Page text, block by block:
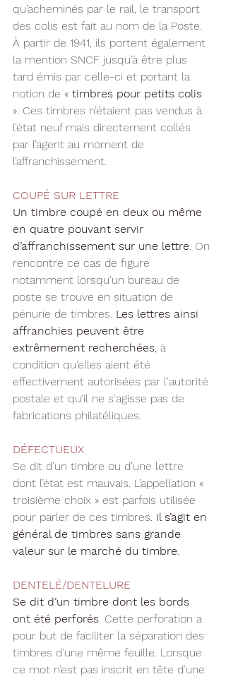
qu’acheminés par le rail, le transport
des colis est fait au nom de la Poste.
À partir de 1941, ils portent également
la mention SNCF jusqu’à être plus
tard émis par celle-ci et portant la
notion de « timbres pour petits colis
». Ces timbres n’étaient pas vendus à
l’état neuf mais directement collés
par l’agent au moment de
l’affranchissement.
COUPÉ SUR LETTRE
Un timbre coupé en deux ou même
en quatre pouvant servir
d’affranchissement sur une lettre. On
rencontre ce cas de figure
notamment lorsqu'un bureau de
poste se trouve en situation de
pénurie de timbres. Les lettres ainsi
affranchies peuvent être
extrêmement recherchées, à
condition qu'elles aient été
effectivement autorisées par l'autorité
postale et qu'il ne s'agisse pas de
fabrications philatéliques.
DÉFECTUEUX
Se dit d’un timbre ou d’une lettre
dont l’état est mauvais. L’appellation «
troisième choix » est parfois utilisée
pour parler de ces timbres. Il s’agit en
général de timbres sans grande
valeur sur le marché du timbre.
DENTELÉ/DENTELURE
Se dit d’un timbre dont les bords
ont été perforés. Cette perforation a
pour but de faciliter la séparation des
timbres d’une même feuille. Lorsque
ce mot n’est pas inscrit en tête d’une